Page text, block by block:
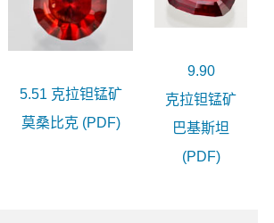
5.51 克拉钽锰矿
莫桑比克 (PDF)
9.90
克拉钽锰矿
巴基斯坦
(PDF)